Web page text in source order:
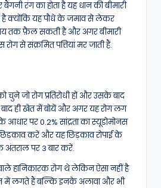
रंग का होता है यह धान की बीमारी
क्योंकि यह पौधे के जमाव से लेकर
तक फ़ैल सकती है और अगर बीमारी
से संक्रमित पत्तियां मर जाती हैं.
जो रोग प्रतिरोधी हों और उसके बाद
ही खेत में बोयें और अगर यह रोग लग
के आधार पर 0.2% सांद्रता का स्यूडोमोनस
करें और यह छिड़काव रोपाई के
अंतराल पर 3 बार करें.
हानिकारक रोग थे लेकिन ऐसा नहीं है
में लगते हैं बल्कि इनके अलावा और भी